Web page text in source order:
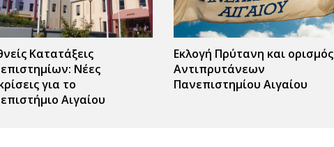
Κατατάξεις
Νέες
για το
Αιγαίου
Εκλογή Πρύτανη και ορισμός
Αντιπρυτάνεων
Πανεπιστημίου Αιγαίου